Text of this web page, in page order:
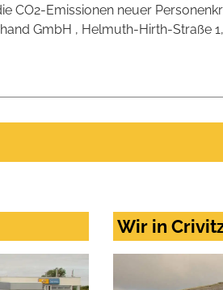
CO2-Emissionen neuer
GmbH , Helmuth-Hirth-Straße
Wir in